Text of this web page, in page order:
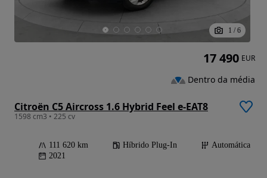
1 / 6
Citroën C5 Aircross 1.6 Hybrid Feel e-EAT8
1598 cm3 • 225 cv
111 620 km Híbrido Plug-In
Automática
2021
17 490 EUR
Dentro da média